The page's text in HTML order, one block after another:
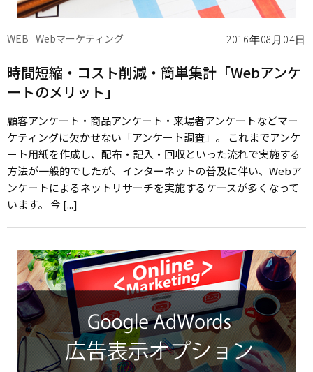
2016年08月04日
WEB Webマーケティング
時間短縮・コスト削減・簡単集計「Webアンケ
ートのメリット」
顧客アンケート・商品アンケート・来場者アンケートなどマー
ケティングに欠かせない「アンケート調査」。 これまでアンケ
ート用紙を作成し、配布・記入・回収といった流れで実施する
方法が一般的でしたが、インターネットの普及に伴い、Webア
ンケートによるネットリサーチを実施するケースが多くなって
います。 今 [...]